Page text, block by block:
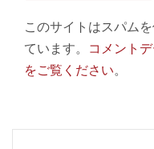
このサイトはスパム
ています。
コメント
をご覧ください。